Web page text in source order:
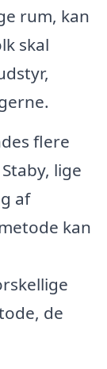
rum, kan
skal
flere
lige
af
kan
de